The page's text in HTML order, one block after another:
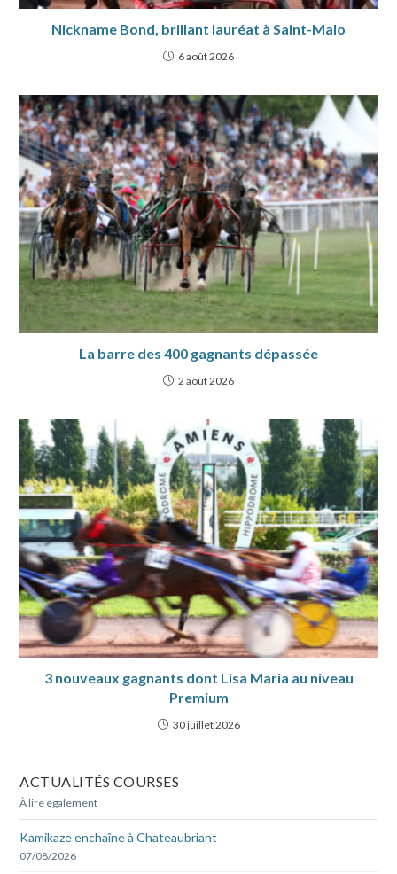
Nickname Bond, brillant lauréat à Saint-Malo
6 août 2026
La barre des 400 gagnants dépassée
2 août 2026
3 nouveaux gagnants dont Lisa Maria au niveau
Premium
30 juillet 2026
ACTUALITÉS COURSES
À lire également
Kamikaze enchaîne à Chateaubriant
07/08/2026